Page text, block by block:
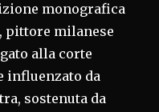
monografica
pittore milanese
alla corte
influenzato da
sostenuta da